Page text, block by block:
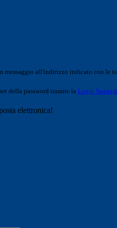
messaggio all'indirizzo indicato con le
della password tramite la Login
elettronica!